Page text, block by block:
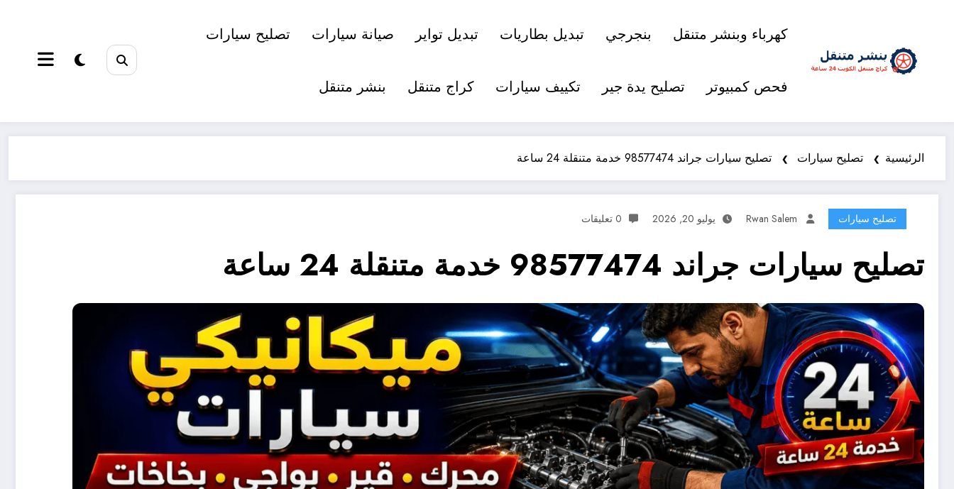
كهرباء وبنشر متنقل بنجرجي تبديل بطاريات تبديل تواير صيانة سيارات تصليح سيارات
فحص كمبيوتر تصليح يدة جير تكييف سيارات كراج متنقل بنشر متنقل
الرئيسية تصليح سيارات تصليح سيارات جراند 98577474 خدمة متنقلة 24 ساعة
تصليح سيارات Rwan Salem يوليو 20, 2026 0 تعليقات
تصليح سيارات جراند 98577474 خدمة متنقلة 24 ساعة